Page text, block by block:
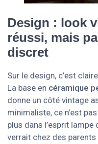
Design : look
réussi, mais
discret
Sur le design, c’est
La base en céramique
donne un côté vintage
minimaliste, ce n’est
plus dans l’esprit lampe
verrait chez des parents